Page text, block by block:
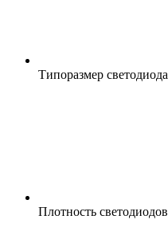
Типоразмер светодиода
Плотность светодиодов